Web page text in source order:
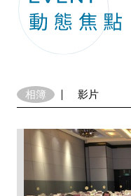
相簿 影片